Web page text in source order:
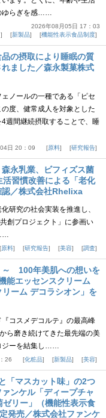
ゆらぎを感……
2026年08月05日 17：03
新製品 機能性表示食品制度
の摂取により睡眠の質
ました／森永製菓株式
ノールの一種である「ピセ
度、健常成人を対象とした
週間継続摂取することで、睡
日 20：09 原料 研究報告
森永乳業、ビフィズス菌
習慣改善による「老化
／株式会社Rhelixa
研究の社会実装を推進し、
創プロジェクト」に参画い
原料 研究報告 美容 調査
～ 100年美肌への想いを
能エッセンスクリーム
ーム デコラシオン」を
コスメデコルテ』の最高峰
ら磨き続けてきた最先端の美
ジーを結集し……
26 化粧品 新製品 美容
「マスカット味」の2つ
ンケル「ディープチャ
リー」（機能性表示食
発売／株式会社ファンケ